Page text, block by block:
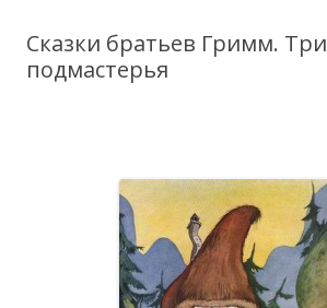
Сказки братьев Гримм. Три
подмастерья